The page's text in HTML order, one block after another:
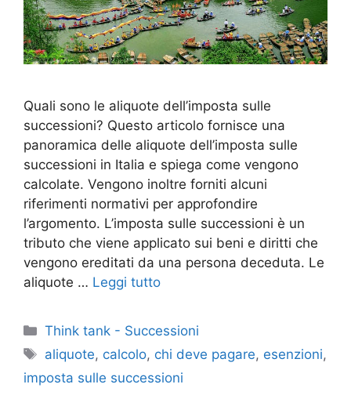
Quali sono le aliquote dell’imposta sulle
successioni? Questo articolo fornisce una
panoramica delle aliquote dell’imposta sulle
successioni in Italia e spiega come vengono
calcolate. Vengono inoltre forniti alcuni
riferimenti normativi per approfondire
l’argomento. L’imposta sulle successioni è un
tributo che viene applicato sui beni e diritti che
vengono ereditati da una persona deceduta. Le
aliquote … Leggi tutto
Categorie
Think tank - Successioni
Tag
aliquote, calcolo, chi deve pagare, esenzioni,
imposta sulle successioni